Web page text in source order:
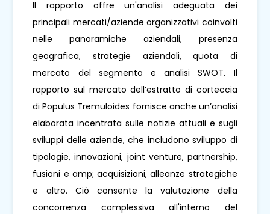
Il rapporto offre un'analisi adeguata dei
principali mercati/aziende organizzativi coinvolti
nelle panoramiche aziendali, presenza
geografica, strategie aziendali, quota di
mercato del segmento e analisi SWOT. Il
rapporto sul mercato dell’estratto di corteccia
di Populus Tremuloides fornisce anche un’analisi
elaborata incentrata sulle notizie attuali e sugli
sviluppi delle aziende, che includono sviluppo di
tipologie, innovazioni, joint venture, partnership,
fusioni e amp; acquisizioni, alleanze strategiche
e altro. Ciò consente la valutazione della
concorrenza complessiva all'interno del